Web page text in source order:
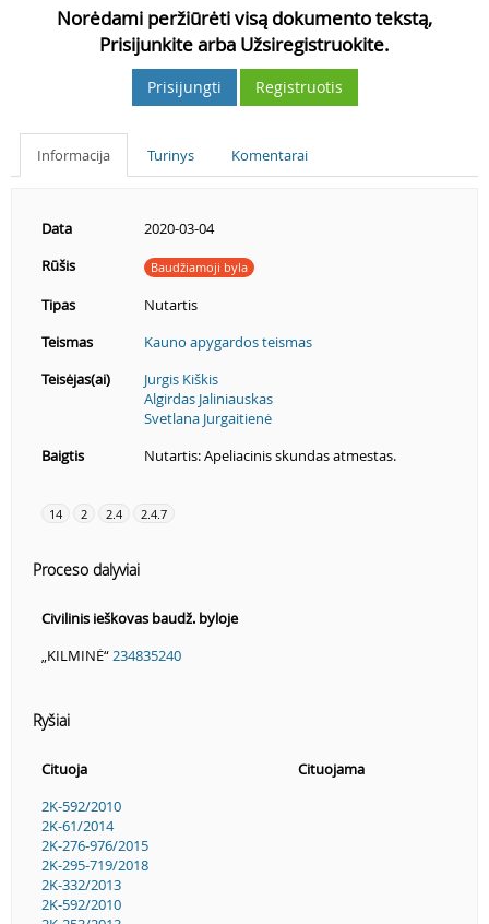
Norėdami peržiūrėti visą dokumento tekstą,
Prisijunkite arba Užsiregistruokite.
Prisijungti Registruotis
Informacija Turinys Komentarai
Data
2020-03-04
Rūšis
Baudžiamoji byla
Tipas
Nutartis
Teismas
Kauno apygardos teismas
Teisėjas(ai)
Jurgis Kiškis
Algirdas Jaliniauskas
Svetlana Jurgaitienė
Baigtis
Nutartis: Apeliacinis skundas atmestas.
14 2 2.4 2.4.7
Proceso dalyviai
Civilinis ieškovas baudž. byloje
„KILMINĖ“ 234835240
Ryšiai
Cituoja
Cituojama
2K-592/2010
2K-61/2014
2K-276-976/2015
2K-295-719/2018
2K-332/2013
2K-592/2010